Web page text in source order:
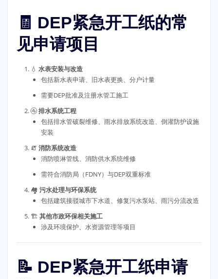
🧾 DEP紧急开工纸的常
见申请项目
💧水表安装与改造
包括新水表申请、旧水表更换、分户计量
需要DEP批准及注册水管工施工
🚰排水系统工程
包括排水管破裂维修、雨水排放系统改造、倒灌防护设施
安装
🧯消防系统改造
消防喷淋管线、消防供水系统维修
需符合消防局（FDNY）与DEP双重标准
🏘️污水处理与环保系统
包括建筑接驳城市下水道、修复污水泵站、雨污分流改造
🏗️其他市政环保相关施工
涉及环境保护、水资源管理等项目
📝 DEP紧急开工纸申请